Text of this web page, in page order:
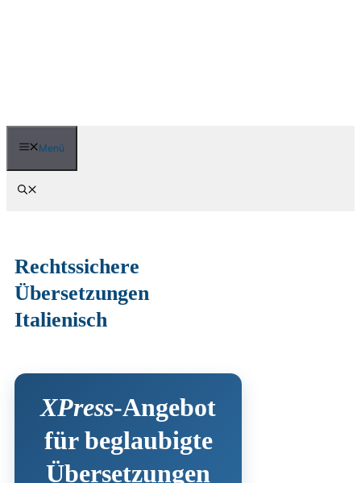
Menü
Rechtssichere
Übersetzungen
Italienisch
XPress-Angebot
für beglaubigte
Übersetzungen